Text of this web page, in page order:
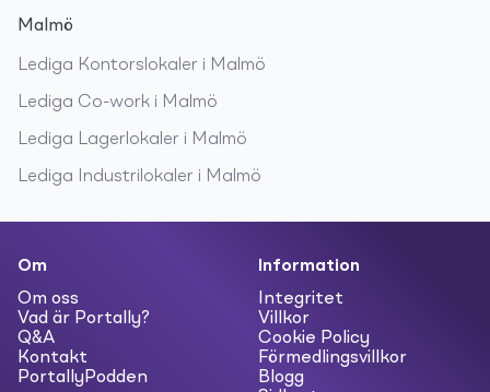
Malmö
Lediga Kontorslokaler i Malmö
Lediga Co-work i Malmö
Lediga Lagerlokaler i Malmö
Lediga Industrilokaler i Malmö
Om
Om oss
Vad är Portally?
Q&A
Kontakt
PortallyPodden
Information
Integritet
Villkor
Cookie Policy
Förmedlingsvillkor
Blogg